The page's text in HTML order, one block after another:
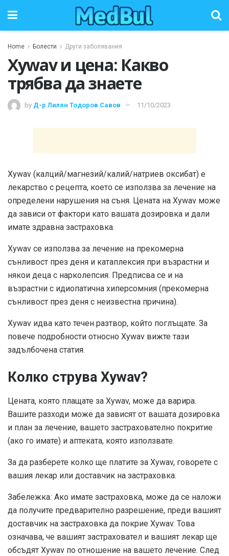
Home Болести Други заболявания
Xywav и цена: Какво
трябва да знаете
by Д-р Лилян Тодоров Савов 11/10/2023
Xywav (калций/магнезий/калий/натриев оксибат) е
лекарство с рецепта, което се използва за лечение на
определени нарушения на съня. Цената на Xywav може
да зависи от фактори като вашата дозировка и дали
имате здравна застраховка.
Xywav се използва за лечение на прекомерна
сънливост през деня и катаплексия при възрастни и
някои деца с нарколепсия. Предписва се и на
възрастни с идиопатична хиперсомния (прекомерна
сънливост през деня с неизвестна причина).
Xywav идва като течен разтвор, който поглъщате. За
повече подробности относно Xywav вижте тази
задълбочена статия.
Колко струва Xywav?
Цената, която плащате за Xywav, може да варира.
Вашите разходи може да зависят от вашата дозировка
и план за лечение, вашето застрахователно покритие
(ако го имате) и аптеката, която използвате.
За да разберете колко ще платите за Xywav, говорете с
вашия лекар или доставчик на застраховка.
Забележка: Ако имате застраховка, може да се наложи
да получите предварително разрешение, преди вашият
доставчик на застраховка да покрие Xywav. Това
означава, че вашият застраховател и вашият лекар ще
обсъдят Xywav по отношение на вашето лечение. След